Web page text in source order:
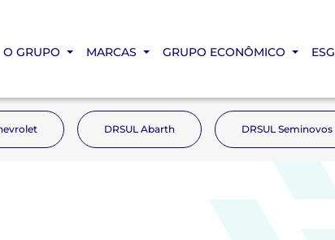
O GRUPO MARCAS GRUPO ECONÔMICO ESG
DRSUL Abarth DRSUL Seminovos